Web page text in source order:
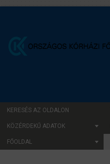
KERESÉS AZ OLDALON
KÖZÉRDEKŰ ADATOK
FŐOLDAL